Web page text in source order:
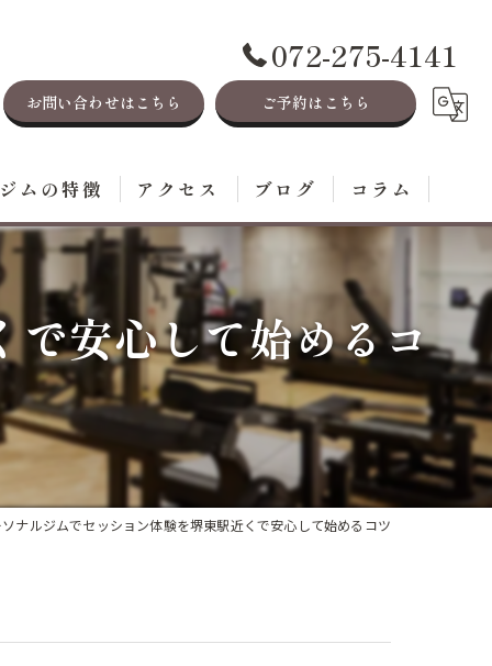
072-275-4141
お問い合わせはこちら ご予約はこちら
ムの特徴
ーニング
エット
テ
アクセス ブログ コラム
で安心して始めるコ
ソナルジムでセッション体験を堺東駅近くで安心して始めるコツ